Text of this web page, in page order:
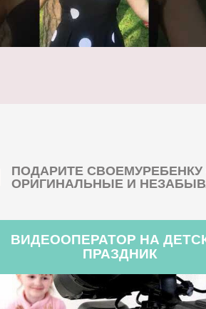
ПОДАРИТЕ СВОЕМУРЕБЕНКУ
ОРИГИНАЛЬНЫЕ И
ВИДЕООПЕРАТОР НА
ПРАЗДНИК